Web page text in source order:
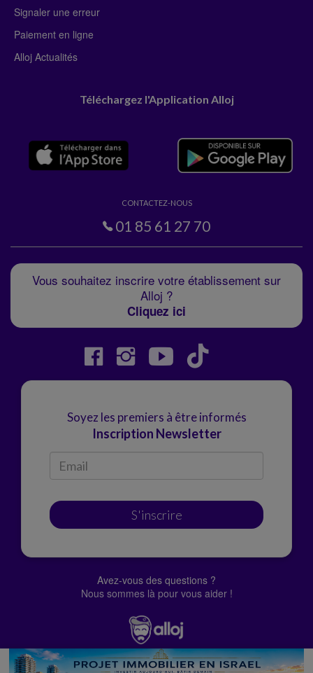
Signaler une erreur
Paiement en ligne
Alloj Actualités
Téléchargez l'Application Alloj
CONTACTEZ-NOUS
01 85 61 27 70
Vous souhaitez inscrire votre établissement sur
Alloj ?
Cliquez ici
Soyez les premiers à être informés
Inscription Newsletter
S'inscrire
Avez-vous des questions ?
Nous sommes là pour vous aider !
© Alloj.2022 Tous droits réservés